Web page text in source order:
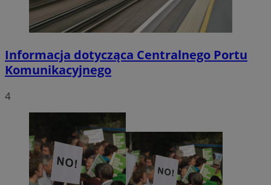
Informacja dotycząca Centralnego Portu
Komunikacyjnego
4